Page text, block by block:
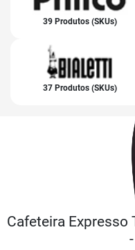
39 Produtos (SKUs)
37 Produtos (SKUs)
Cafeteira Expresso